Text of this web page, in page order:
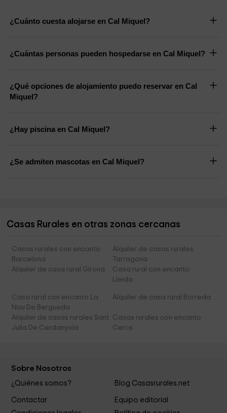
¿Cuánto cuesta alojarse en Cal Miquel?
¿Cuántas personas pueden hospedarse en Cal Miquel?
¿Qué opciones de alojamiento puedo reservar en Cal
Miquel?
¿Hay piscina en Cal Miquel?
¿Se admiten mascotas en Cal Miquel?
Casas Rurales en otras zonas cercanas
Casas rurales con encanto
Barcelona
Alquiler de casas rurales
Tarragona
Alquiler de casa rural Girona
Casa rural con encanto
Lleida
Casa rural con encanto La
Nou De Bergueda
Alquiler de casa rural Borreda
Alquiler de casas rurales Sant
Julia De Cerdanyola
Casas rurales con encanto
Cercs
Sobre Nosotros
¿Quiénes somos? Blog Casasrurales.net
Contactar
Equipo editorial